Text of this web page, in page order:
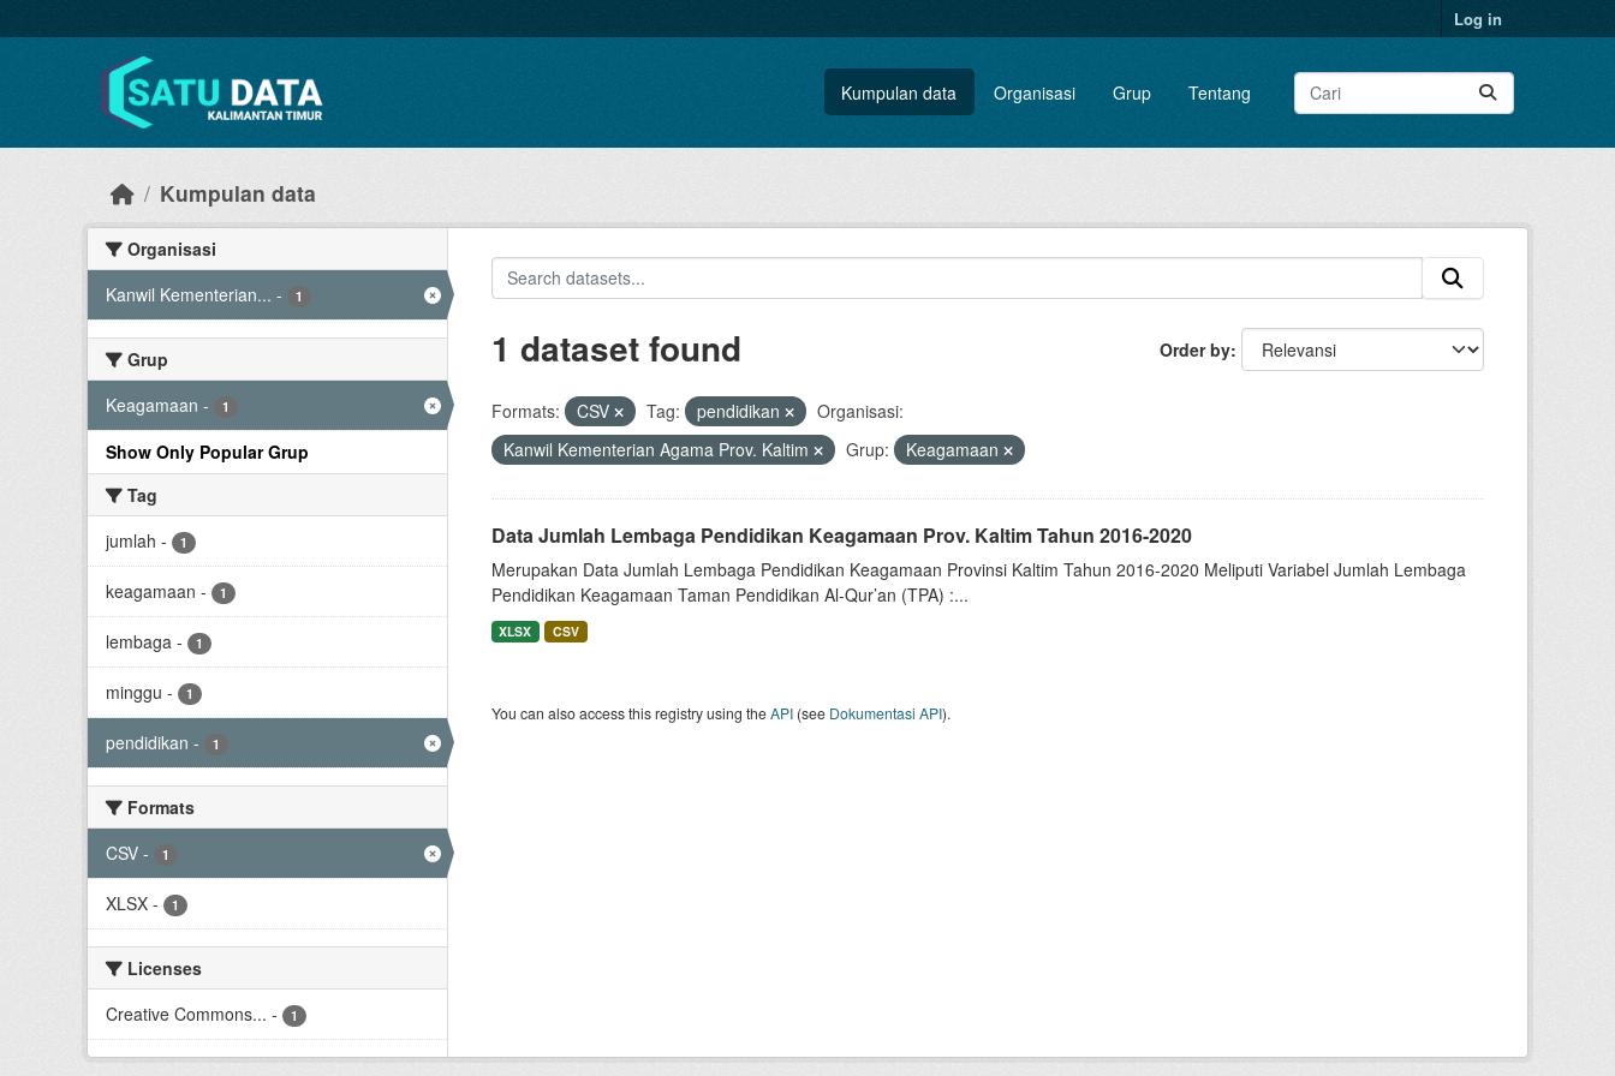
Log in
Kumpulan data Organisasi Grup Tentang
Kumpulan data
Organisasi
Kanwil Kementerian... - 1
Grup
Keagamaan - 1
Show Only Popular Grup
Tag
jumlah - 1
keagamaan - 1
lembaga - 1
minggu - 1
pendidikan - 1
Formats
CSV - 1
XLSX - 1
Licenses
Creative Commons... - 1
Order by
1 dataset found
Formats: CSV Tag: pendidikan
Organisasi:
Kanwil Kementerian Agama Prov. Kaltim
Grup: Keagamaan
Data Jumlah Lembaga Pendidikan Keagamaan Prov. Kaltim Tahun 2016-2020
Merupakan Data Jumlah Lembaga Pendidikan Keagamaan Provinsi Kaltim Tahun 2016-2020 Meliputi Variabel Jumlah Lembaga
Pendidikan Keagamaan Taman Pendidikan Al-Qur’an (TPA) :...
XLSX CSV
You can also access this registry using theAPI(see Dokumentasi API).